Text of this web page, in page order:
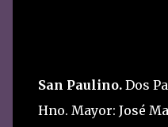
San Paulino. Dos
Hno. Mayor: José